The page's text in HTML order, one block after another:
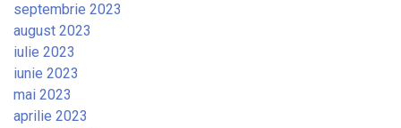
septembrie 2023
august 2023
iulie 2023
iunie 2023
mai 2023
aprilie 2023